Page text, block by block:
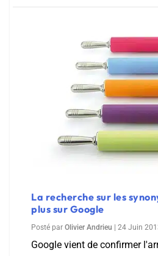
La recherche sur les
plus sur Google
Posté par Olivier Andrieu 24 Juin
Google vient de confirmer